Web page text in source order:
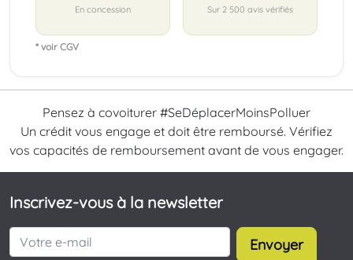
En concession Sur 2 500 avis vérifiés
* voir CGV
Pensez à covoiturer #SeDéplacerMoinsPolluer
Un crédit vous engage et doit être remboursé. Vérifiez
vos capacités de remboursement avant de vous engager.
Inscrivez-vous à la newsletter
Envoyer